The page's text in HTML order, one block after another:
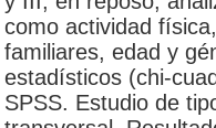
como actividad
familiares, edad y
estadísticos (chi-
SPSS. Estudio de